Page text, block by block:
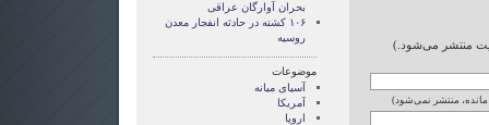
منتشر می‌شود.)
مانده، منتشر نمی‌شود)
بحران آوارگان عراقی
۱۰۶ کشته در حادثه انفجار معدن
روسیه
موضوعات
آسيای ميانه
آمریکا
اروپا